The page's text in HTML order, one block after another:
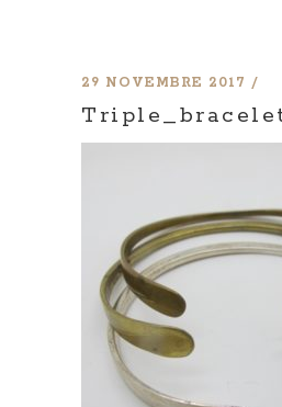
29 NOVEMBRE 2017